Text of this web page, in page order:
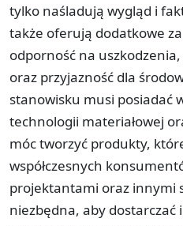
tylko naśladują wygląd i
także oferują dodatkowe
odporność na
oraz przyjazność dla
stanowisku musi posiadać
technologii materiałowej
móc tworzyć produkty,
współczesnych
projektantami oraz innymi
niezbędna, aby